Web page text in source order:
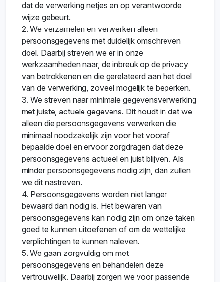
dat de verwerking netjes en op verantwoorde
wijze gebeurt.
2. We verzamelen en verwerken alleen
persoonsgegevens met duidelijk omschreven
doel. Daarbij streven we er in onze
werkzaamheden naar, de inbreuk op de privacy
van betrokkenen en die gerelateerd aan het doel
van de verwerking, zoveel mogelijk te beperken.
3. We streven naar minimale gegevensverwerking
met juiste, actuele gegevens. Dit houdt in dat we
alleen die persoonsgegevens verwerken die
minimaal noodzakelijk zijn voor het vooraf
bepaalde doel en ervoor zorgdragen dat deze
persoonsgegevens actueel en juist blijven. Als
minder persoonsgegevens nodig zijn, dan zullen
we dit nastreven.
4. Persoonsgegevens worden niet langer
bewaard dan nodig is. Het bewaren van
persoonsgegevens kan nodig zijn om onze taken
goed te kunnen uitoefenen of om de wettelijke
verplichtingen te kunnen naleven.
5. We gaan zorgvuldig om met
persoonsgegevens en behandelen deze
vertrouwelijk. Daarbij zorgen we voor passende